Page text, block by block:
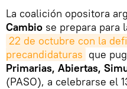
La coalición opositora
Cambio se prepara para
22 de octubre con la
precandidaturas que
Primarias, Abiertas,
(PASO), a celebrarse el